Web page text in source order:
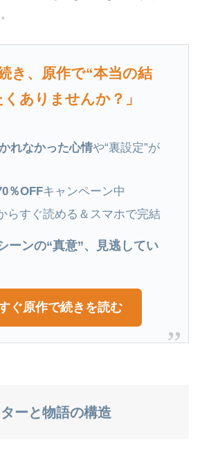
き、原作で“本当の結
ありませんか？」
れなかった心情や“裏設定”が
％OFFキャンペーン中
らすぐ読める＆スマホで完結
ーンの“真意”、見逃してい
ぐ原作で続きを読む
ーと物語の構造